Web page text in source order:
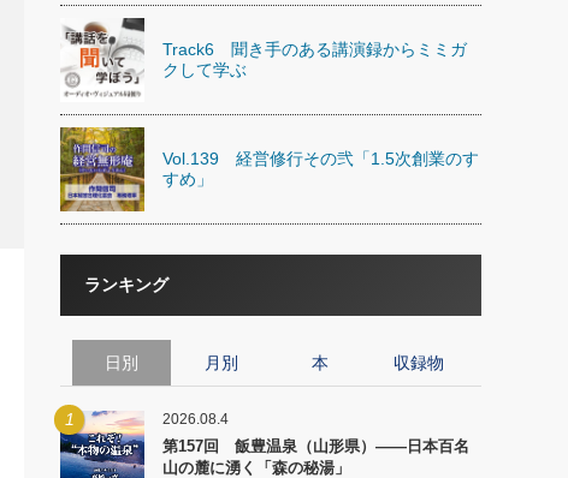
Track6 聞き手のある講演録からミミガ
クして学ぶ
Vol.139 経営修行その弐「1.5次創業のす
すめ」
ランキング
日別 月別 本 収録物
1 2026.08.4
第157回 飯豊温泉（山形県）――日本百名
山の麓に湧く「森の秘湯」